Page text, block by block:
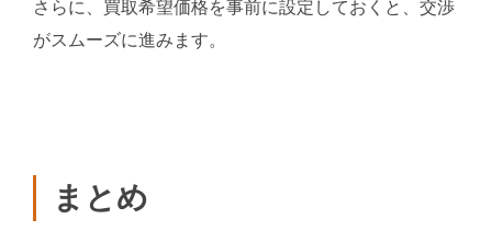
さらに、買取希望価格を事前に設定しておくと、交渉
がスムーズに進みます。
まとめ